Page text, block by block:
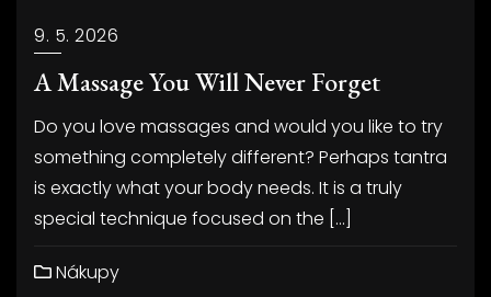
9. 5. 2026
A Massage You Will Never Forget
Do you love massages and would you like to try
something completely different? Perhaps tantra
is exactly what your body needs. It is a truly
special technique focused on the […]
Nákupy